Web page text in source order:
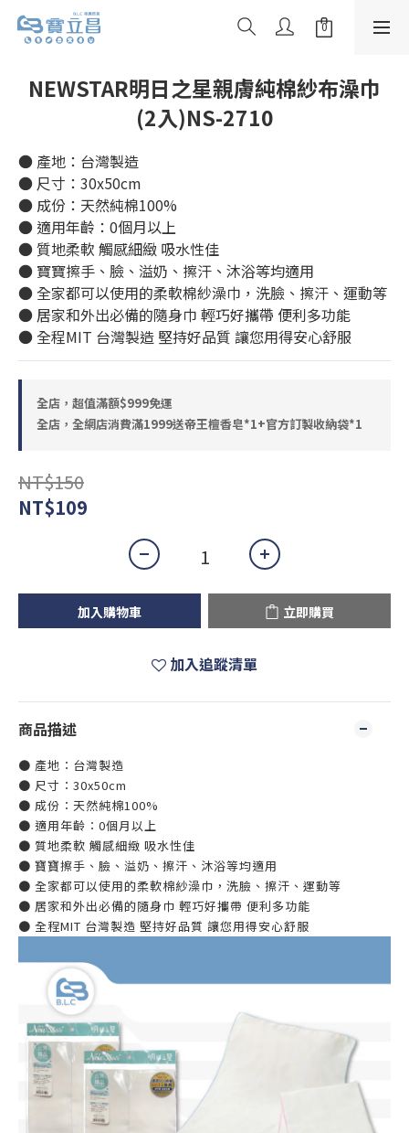
NEWSTAR明日之星親膚純棉紗布澡巾
(2入)NS-2710
● 產地：台灣製造
● 尺寸：30x50cm
● 成份：天然純棉100%
● 適用年齡：0個月以上
● 質地柔軟 觸感細緻 吸水性佳
● 寶寶擦手、臉、溢奶、擦汗、沐浴等均適用
● 全家都可以使用的柔軟棉紗澡巾，洗臉、擦汗、運動等
● 居家和外出必備的隨身巾 輕巧好攜帶 便利多功能
● 全程MIT 台灣製造 堅持好品質 讓您用得安心舒服
全店，超值滿額$999免運
全店，全網店消費滿1999送帝王檀香皂*1+官方訂製收納袋*1
NT$150
NT$109
加入購物車 立即購買
加入追蹤清單
商品描述
● 產地：台灣製造
● 尺寸：30x50cm
● 成份：天然純棉100%
● 適用年齡：0個月以上
● 質地柔軟 觸感細緻 吸水性佳
● 寶寶擦手、臉、溢奶、擦汗、沐浴等均適用
● 全家都可以使用的柔軟棉紗澡巾，洗臉、擦汗、運動等
● 居家和外出必備的隨身巾 輕巧好攜帶 便利多功能
● 全程MIT 台灣製造 堅持好品質 讓您用得安心舒服